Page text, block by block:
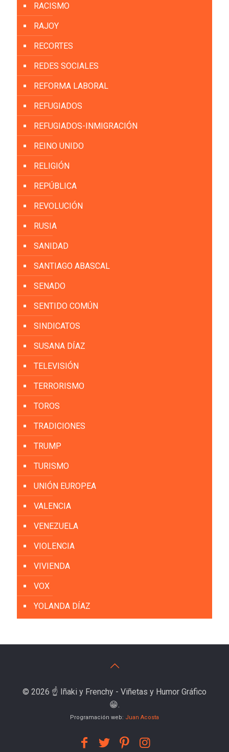
RACISMO
RAJOY
RECORTES
REDES SOCIALES
REFORMA LABORAL
REFUGIADOS
REFUGIADOS-INMIGRACIÓN
REINO UNIDO
RELIGIÓN
REPÚBLICA
REVOLUCIÓN
RUSIA
SANIDAD
SANTIAGO ABASCAL
SENADO
SENTIDO COMÚN
SINDICATOS
SUSANA DÍAZ
TELEVISIÓN
TERRORISMO
TOROS
TRADICIONES
TRUMP
TURISMO
UNIÓN EUROPEA
VALENCIA
VENEZUELA
VIOLENCIA
VIVIENDA
VOX
YOLANDA DÍAZ
© 2026 ☝️ Iñaki y Frenchy - Viñetas y Humor Gráfico
😁.
Programación web: Juan Acosta